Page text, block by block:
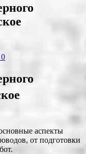
аспекты
от подготовки